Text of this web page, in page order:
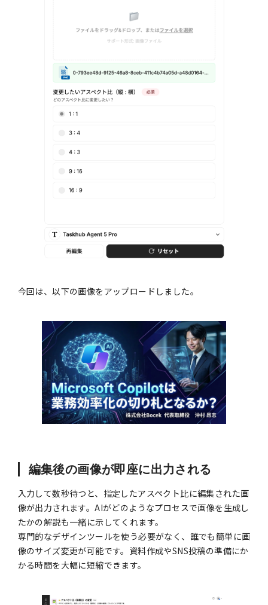
今回は、以下の画像をアップロードしました。
編集後の画像が即座に出力される
入力して数秒待つと、指定したアスペクト比に編集された画
像が出力されます。AIがどのようなプロセスで画像を生成し
たかの解説も一緒に示してくれます。
専門的なデザインツールを使う必要がなく、誰でも簡単に画
像のサイズ変更が可能です。資料作成やSNS投稿の準備にか
かる時間を大幅に短縮できます。